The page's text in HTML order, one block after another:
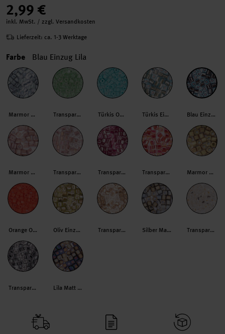
2,99 €
inkl. MwSt. / zzgl. Versandkosten
Lieferzeit: ca. 1-3 Werktage
Farbe Blau Einzug Lila
Marmor Türkis Transparent Einzug Mintgrün Türkis Opak Türkis Einzug Gold Blau Einzug Lila
Marmor Rosa Transparent Einzug Rosa Irisierend Transparent Einzug Magenta Transparent Einzug Orangerot Marmor Braun
Orange Opak Oliv Einzug Gold Transparent Einzug Gold Metallic Silber Matt Regenbogen Transparent Einzug Silber
Transparent Einzug Schwarz Lila Matt Regenbogen